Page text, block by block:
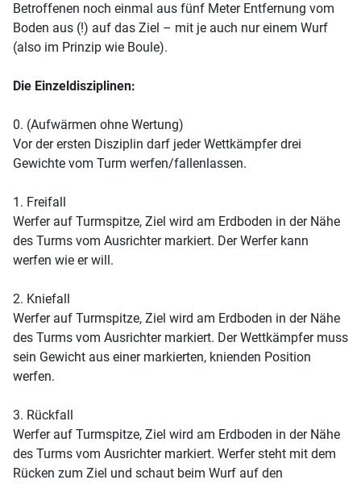
Betroffenen noch einmal aus fünf Meter Entfernung vom
Boden aus (!) auf das Ziel – mit je auch nur einem Wurf
(also im Prinzip wie Boule).
Die Einzeldisziplinen:
0. (Aufwärmen ohne Wertung)
Vor der ersten Disziplin darf jeder Wettkämpfer drei
Gewichte vom Turm werfen/fallenlassen.
1. Freifall
Werfer auf Turmspitze, Ziel wird am Erdboden in der Nähe
des Turms vom Ausrichter markiert. Der Werfer kann
werfen wie er will.
2. Kniefall
Werfer auf Turmspitze, Ziel wird am Erdboden in der Nähe
des Turms vom Ausrichter markiert. Der Wettkämpfer muss
sein Gewicht aus einer markierten, knienden Position
werfen.
3. Rückfall
Werfer auf Turmspitze, Ziel wird am Erdboden in der Nähe
des Turms vom Ausrichter markiert. Werfer steht mit dem
Rücken zum Ziel und schaut beim Wurf auf den